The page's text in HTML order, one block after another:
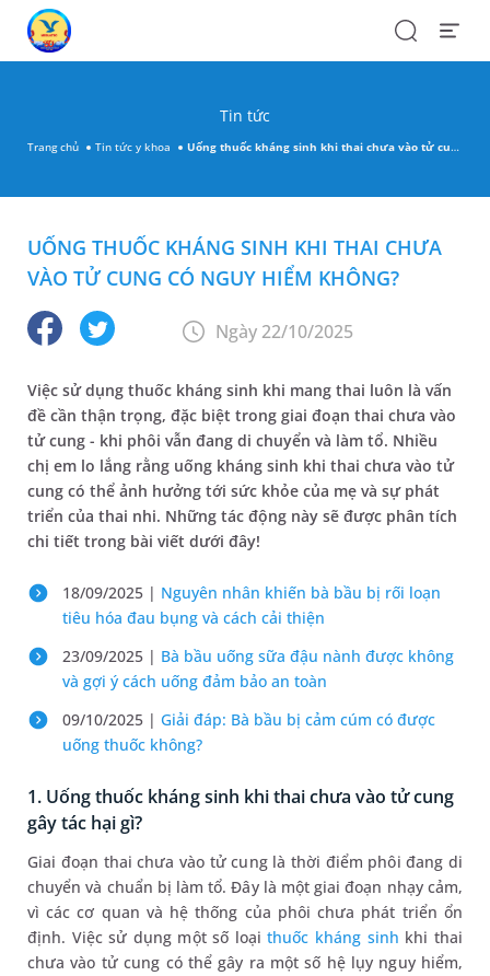
SearchOpen
Tin tức
Trang chủ Tin tức y khoa Uống thuốc kháng sinh khi thai chưa vào tử cung có nguy hiểm không?
UỐNG THUỐC KHÁNG SINH KHI THAI CHƯA
VÀO TỬ CUNG CÓ NGUY HIỂM KHÔNG?
Ngày 22/10/2025
Việc sử dụng thuốc kháng sinh khi mang thai luôn là vấn
đề cần thận trọng, đặc biệt trong giai đoạn thai chưa vào
tử cung - khi phôi vẫn đang di chuyển và làm tổ. Nhiều
chị em lo lắng rằng uống kháng sinh khi thai chưa vào tử
cung​ có thể ảnh hưởng tới sức khỏe của mẹ và sự phát
triển của thai nhi. Những tác động này sẽ được phân tích
chi tiết trong bài viết dưới đây!
18/09/2025 | Nguyên nhân khiến bà bầu bị rối loạn
tiêu hóa đau bụng và cách cải thiện
23/09/2025 | Bà bầu uống sữa đậu nành được không​
và gợi ý cách uống đảm bảo an toàn
09/10/2025 | Giải đáp: Bà bầu bị cảm cúm có được
uống thuốc không?
1. Uống thuốc kháng sinh khi thai chưa vào tử cung
gây tác hại gì?
Giai đoạn thai chưa vào tử cung là thời điểm phôi đang di
chuyển và chuẩn bị làm tổ. Đây là một giai đoạn nhạy cảm,
vì các cơ quan và hệ thống của phôi chưa phát triển ổn
định. Việc sử dụng một số loạithuốc kháng sinh khi thai
chưa vào tử cung có thể gây ra một số hệ lụy nguy hiểm,